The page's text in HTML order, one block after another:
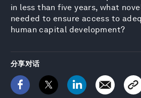
in less than five years, what
needed to ensure access to
human capital development?
分享对话